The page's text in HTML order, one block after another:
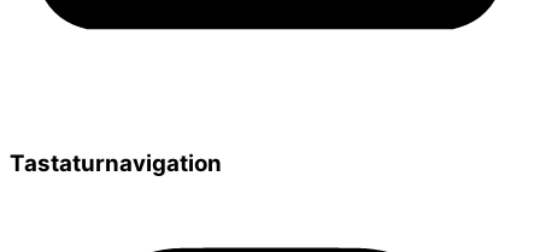
Tastaturnavigation